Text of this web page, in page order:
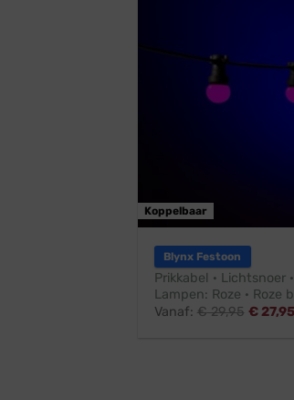
Koppelbaar
Blynx Festoon
Prikkabel · Lichtsnoer
Lampen: Roze · Roze
Vanaf: €29,95 €27,95